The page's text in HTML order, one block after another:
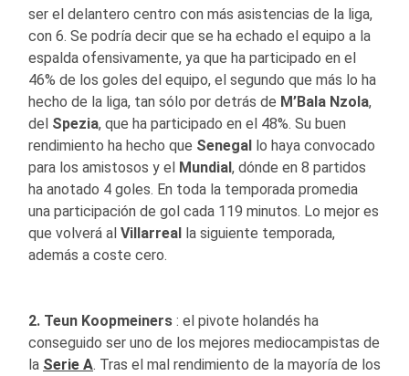
ser el delantero centro con más asistencias de la liga,
con 6. Se podría decir que se ha echado el equipo a la
espalda ofensivamente, ya que ha participado en el
46% de los goles del equipo, el segundo que más lo ha
hecho de la liga, tan sólo por detrás de M’Bala Nzola,
del Spezia, que ha participado en el 48%. Su buen
rendimiento ha hecho que Senegal lo haya convocado
para los amistosos y el Mundial, dónde en 8 partidos
ha anotado 4 goles. En toda la temporada promedia
una participación de gol cada 119 minutos. Lo mejor es
que volverá al Villarreal la siguiente temporada,
además a coste cero.
2. Teun Koopmeiners : el pivote holandés ha
conseguido ser uno de los mejores mediocampistas de
la Serie A. Tras el mal rendimiento de la mayoría de los